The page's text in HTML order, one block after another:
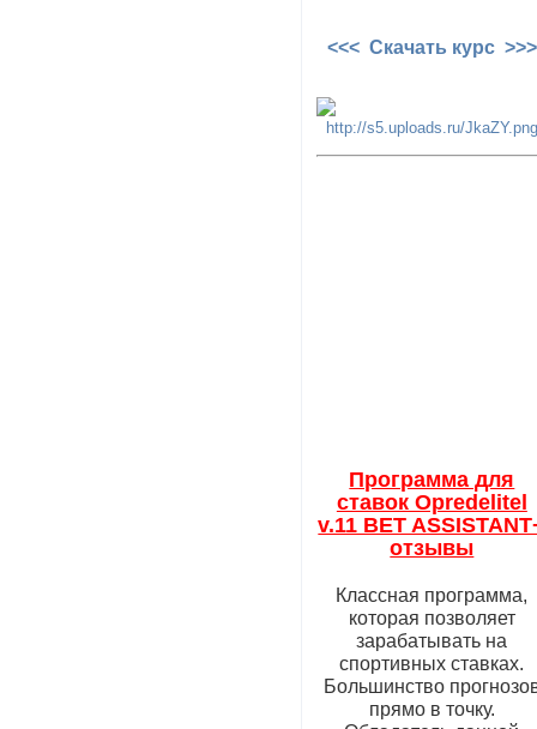
<<< Скачать курс >>>
Программа для
ставок Opredelitel
v.11 BET
отзывы
Классная программа,
которая позволяет
зарабатывать на
спортивных ставках.
Большинство
прямо в точку.